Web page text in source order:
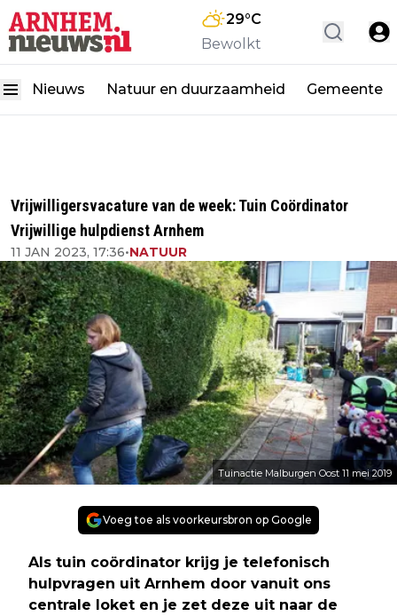
29°C
Bewolkt
Nieuws Natuur en duurzaamheid Gemeente
Vrijwilligersvacature van de week: Tuin Coördinator
Vrijwillige hulpdienst Arnhem
11 JAN 2023, 17:36•NATUUR
Tuinactie Malburgen Oost 11 mei 2019
Voeg toe als voorkeursbron op Google
Als tuin coördinator krijg je telefonisch
hulpvragen uit Arnhem door vanuit ons
centrale loket en je zet deze uit naar de